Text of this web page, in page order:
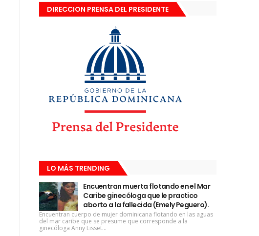
DIRECCION PRENSA DEL PRESIDENTE
LO MÁS TRENDING
Encuentran muerta flotando en el Mar
Caribe ginecóloga que le practico
aborto a la fallecida (Emely Peguero).
Encuentran cuerpo de mujer dominicana flotando en las aguas
del mar caribe que se presume que corresponde a la
ginecóloga Anny Lisset...